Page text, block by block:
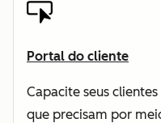
Portal do cliente
Capacite seus
que precisam por